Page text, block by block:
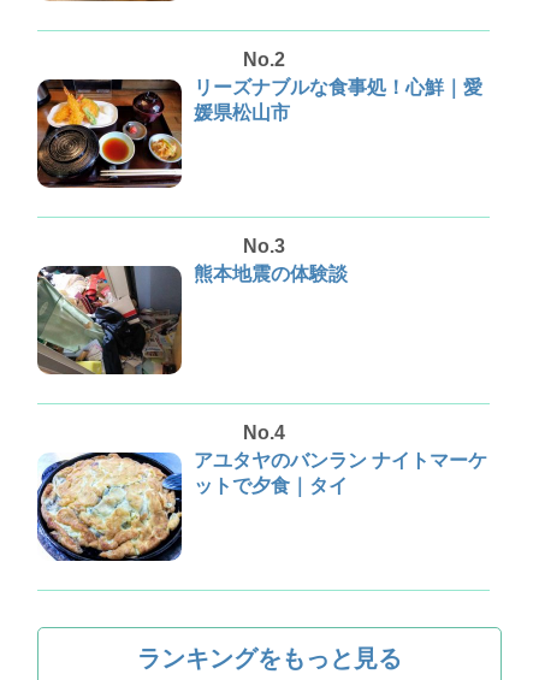
No.2
リーズナブルな食事処！心鮮｜愛
媛県松山市
No.3
熊本地震の体験談
No.4
アユタヤのバンラン ナイトマーケ
ットで夕食｜タイ
ランキングをもっと見る